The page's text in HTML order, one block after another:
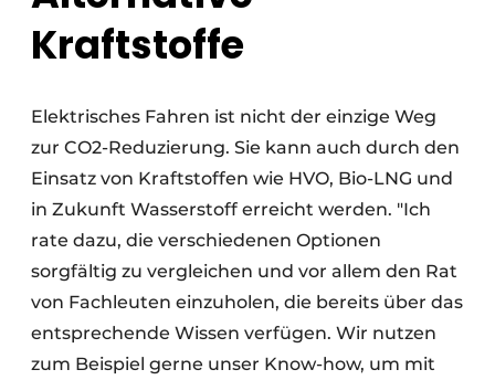
Kraftstoffe
Elektrisches Fahren ist nicht der einzige Weg
zur CO2-Reduzierung. Sie kann auch durch den
Einsatz von Kraftstoffen wie HVO, Bio-LNG und
in Zukunft Wasserstoff erreicht werden. "Ich
rate dazu, die verschiedenen Optionen
sorgfältig zu vergleichen und vor allem den Rat
von Fachleuten einzuholen, die bereits über das
entsprechende Wissen verfügen. Wir nutzen
zum Beispiel gerne unser Know-how, um mit